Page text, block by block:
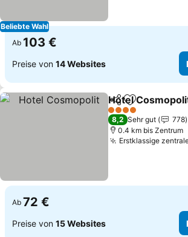
Beliebte Wahl
Ab 103 €
Preise von 14 Websites
TeilenZu Favoriten
Hotel
4 Sterne
8,2 Sehr gut
778
0.4 km bis Zentrum
Erstklassige
Ab 72 €
Preise von 15 Websites